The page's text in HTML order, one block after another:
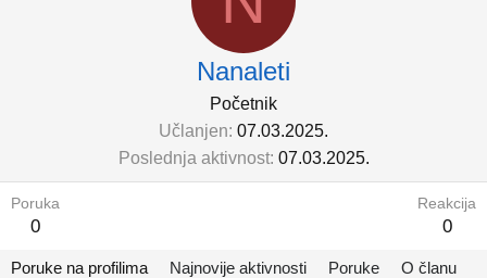
Nanaleti
Početnik
Učlanjen 07.03.2025.
Poslednja aktivnost 07.03.2025.
Poruka
0
Reakcija
0
Poruke na profilima Najnovije aktivnosti Poruke O članu